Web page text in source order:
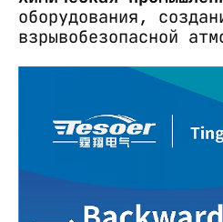
оборудования,
взрывобезопасной